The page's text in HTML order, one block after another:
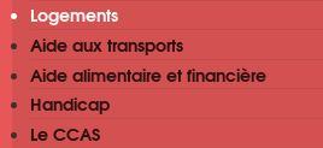
Logements
Aide aux transports
Aide alimentaire et financière
Handicap
Le CCAS